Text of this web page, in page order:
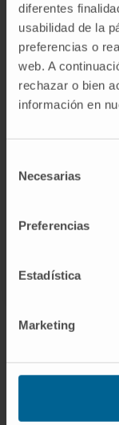
diferentes
usabilidad de la
preferencias o
web. A
rechazar o bien
información en
Necesarias
Preferencias
Estadística
Marketing